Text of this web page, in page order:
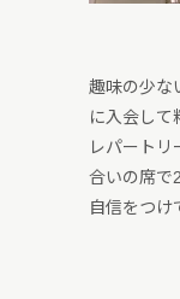
趣味の少な
に入会して
レパート
合いの席で
自信をつけ